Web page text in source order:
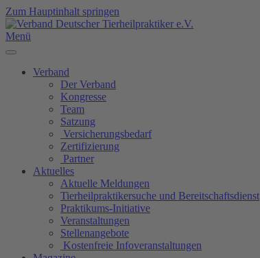
Zum Hauptinhalt springen
Menü
Verband
Der Verband
Kongresse
Team
Satzung
Versicherungsbedarf
Zertifizierung
Partner
Aktuelles
Aktuelle Meldungen
Tierheilpraktikersuche und Bereitschaftsdienst
Praktikums-Initiative
Veranstaltungen
Stellenangebote
Kostenfreie Infoveranstaltungen